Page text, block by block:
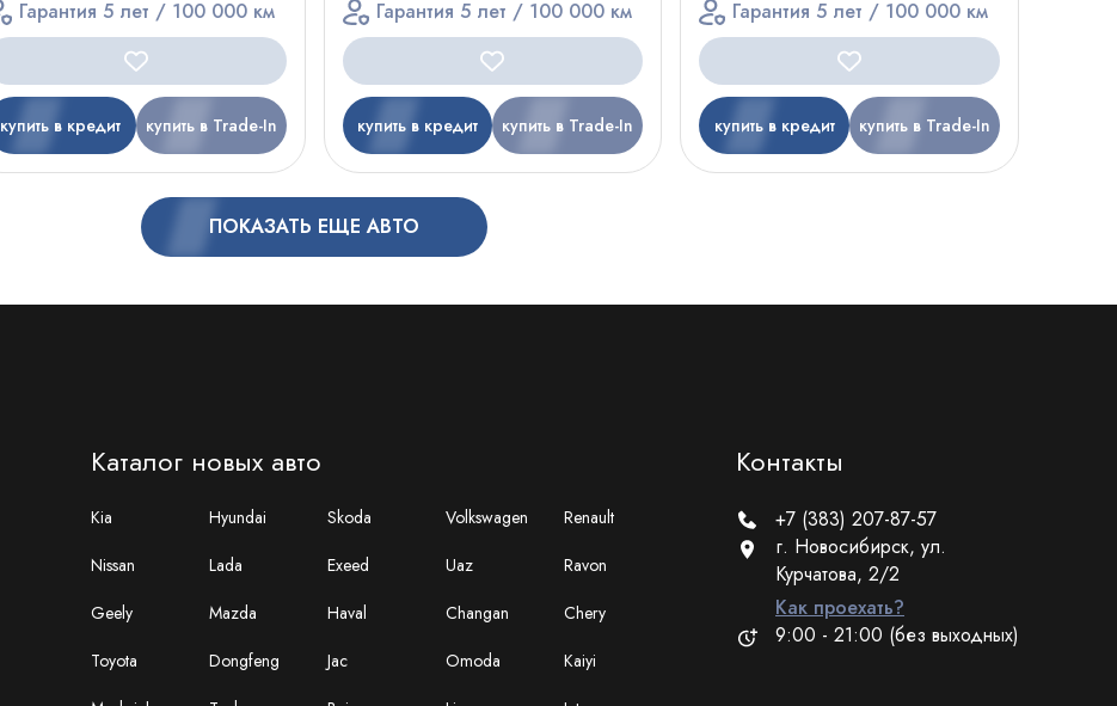
Гарантия 5 лет / 100 000 км
купить в кредит купить в Trade-In
Гарантия 5 лет / 100 000 км
купить в кредит купить в Trade-In
Гарантия 5 лет / 100 000 км
купить в кредит купить в Trade-In
ПОКАЗАТЬ ЕЩЕ АВТО
Каталог новых авто
Kia Hyundai Skoda Volkswagen
Renault
Nissan
Lada Exeed Uaz
Ravon
Geely
Mazda Haval Changan
Chery
Toyota
Dongfeng Jac Omoda
Kaiyi
Контакты
+7 (383) 207-87-57
г. Новосибирск, ул.
Курчатова, 2/2
Как проехать?
9:00 - 21:00 (без выходных)